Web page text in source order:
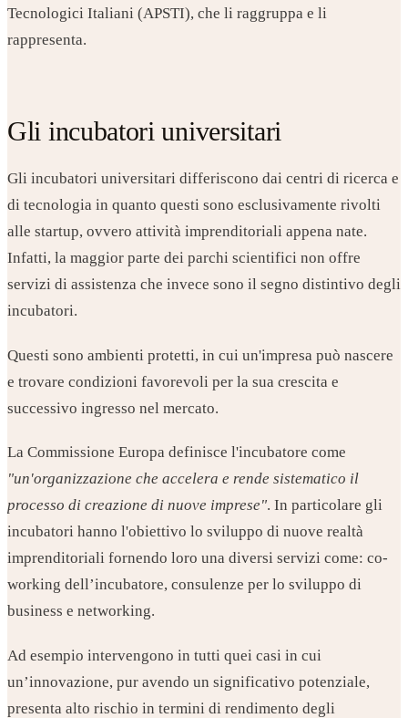
Tecnologici Italiani (APSTI), che li raggruppa e li
rappresenta.
Gli incubatori universitari
Gli incubatori universitari differiscono dai centri di ricerca e
di tecnologia in quanto questi sono esclusivamente rivolti
alle startup, ovvero attività imprenditoriali appena nate.
Infatti, la maggior parte dei parchi scientifici non offre
servizi di assistenza che invece sono il segno distintivo degli
incubatori.
Questi sono ambienti protetti, in cui un'impresa può nascere
e trovare condizioni favorevoli per la sua crescita e
successivo ingresso nel mercato.
La Commissione Europa definisce l'incubatore come
"un'organizzazione che accelera e rende sistematico il
processo di creazione di nuove imprese". In particolare gli
incubatori hanno l'obiettivo lo sviluppo di nuove realtà
imprenditoriali fornendo loro una diversi servizi come: co-
working dell’incubatore, consulenze per lo sviluppo di
business e networking.
Ad esempio intervengono in tutti quei casi in cui
un’innovazione, pur avendo un significativo potenziale,
presenta alto rischio in termini di rendimento degli